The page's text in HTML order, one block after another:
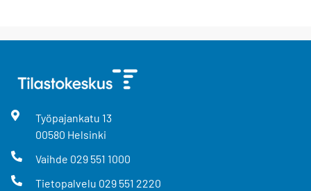
Työpajankatu 13
00580 Helsinki
Vaihde 029 551 1000
Tietopalvelu 029 551 2220